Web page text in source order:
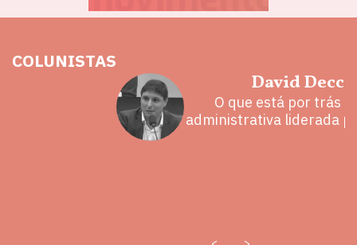
COLUNISTAS
David
O que está por trás
administrativa liderada